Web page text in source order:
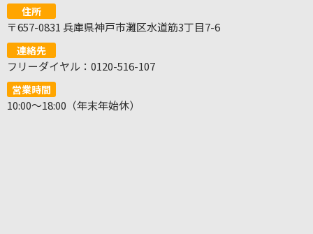
住所
〒657-0831 兵庫県神戸市灘区水道筋3丁目7-6
連絡先
フリーダイヤル：0120-516-107
営業時間
10:00～18:00（年末年始休）